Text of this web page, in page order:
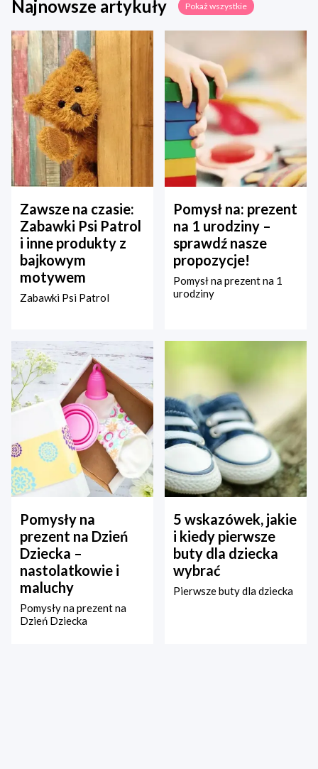
Najnowsze artykuły Pokaż wszystkie
Zawsze na czasie:
Zabawki Psi Patrol
i inne produkty z
bajkowym
motywem
Zabawki Psi Patrol
Pomysł na: prezent
na 1 urodziny –
sprawdź nasze
propozycje!
Pomysł na prezent na 1
urodziny
Pomysły na
prezent na Dzień
Dziecka –
nastolatkowie i
maluchy
Pomysły na prezent na
Dzień Dziecka
5 wskazówek, jakie
i kiedy pierwsze
buty dla dziecka
wybrać
Pierwsze buty dla dziecka